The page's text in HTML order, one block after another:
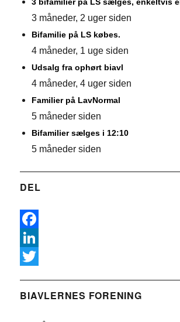
3 måneder, 2 uger siden
Bifamilie på LS købes.
4 måneder, 1 uge siden
Udsalg fra ophørt biavl
4 måneder, 4 uger siden
Familier på LavNormal
5 måneder siden
Bifamilier sælges i 12:10
5 måneder siden
DEL
F
a
e
L
n
w
BIAVLERNES FORENING